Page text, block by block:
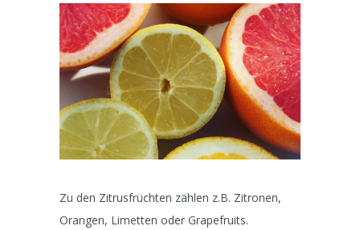
Zu den Zitrusfrüchten zählen z.B. Zitronen,
Orangen, Limetten oder Grapefruits.